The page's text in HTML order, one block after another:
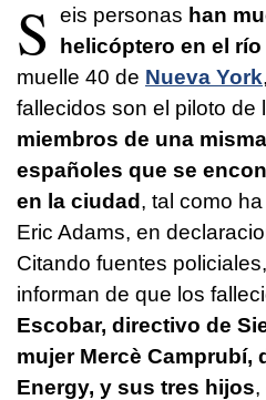
S eis personas han
helicóptero en el
muelle 40 de Nueva York
fallecidos son el piloto de
miembros de una
españoles que se
en la ciudad, tal como
Eric Adams, en
Citando fuentes
informan de que los
Escobar, directivo de
mujer Mercè Camprubí,
Energy, y sus tres hijos,